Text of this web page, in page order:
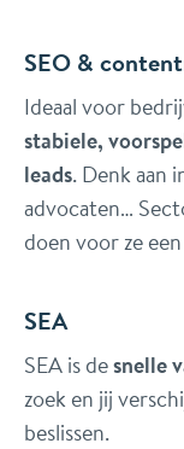
SEO &
Ideaal voor
stabiele,
leads. Denk aan
advocaten…
doen voor ze
SEA
SEA is desnelle
zoek en jij
beslissen.